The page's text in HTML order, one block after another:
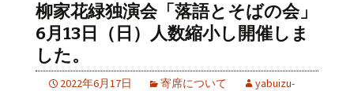
柳家花緑独演会「落語とそばの会」
6月13日（日）人数縮小し開催しま
した。
2022年6月17日 寄席について
yabuizu-